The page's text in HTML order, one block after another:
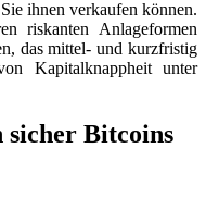
ihnen verkaufen können.
riskanten Anlageformen
das mittel- und kurzfristig
Kapitalknappheit unter
Bitcoins